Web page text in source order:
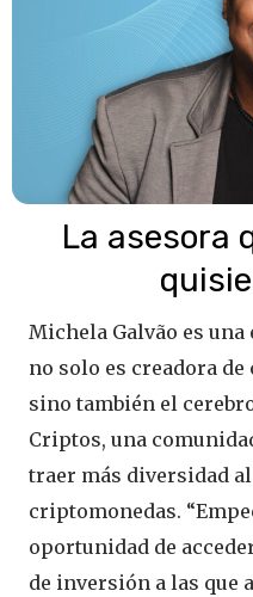
La asesora
Michela Galvão es
no solo es creadora de
sino también el
Criptos, una
traer más diversidad
criptomonedas.
oportunidad de
de inversión a las que